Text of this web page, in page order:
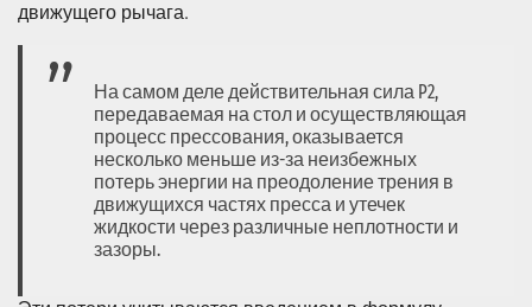
движущего рычага.
На самом деле действительная сила P2,
передаваемая на стол и осуществляющая
процесс прессования, оказывается
несколько меньше из-за неизбежных
потерь энергии на преодоление трения в
движущихся частях пресса и утечек
жидкости через различные неплотности и
зазоры.